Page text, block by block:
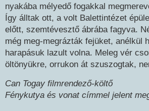
nyakába mélyedő fogakkal
Így álltak ott, a volt Balettintézet
előtt, szemtévesztő ábrába fagyva.
még meg-megrázták fejüket, anélkül
harapásuk lazult volna. Meleg vér
öltönyükre, orrukon át szuszogtak,
Can Togay filmrendező-költő
Fénykutya és vonat címmel jelent